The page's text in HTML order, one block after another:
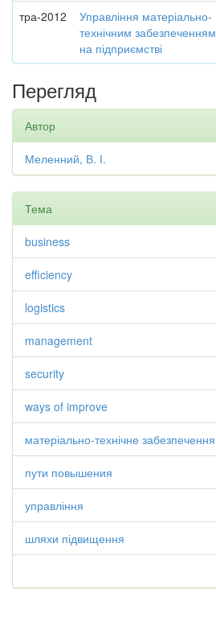
тра-2012
Управління матеріально-
технічним забезпеченням
на підприємстві
Перегляд
Автор
Меленний, В. І.
Тема
business
efficiency
logistics
management
security
ways of improve
матеріально-технічне забезпечення
пути повышения
управління
шляхи підвищення